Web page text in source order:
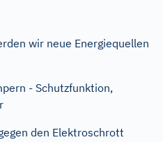
wir neue Energiequellen
- Schutzfunktion,
den Elektroschrott